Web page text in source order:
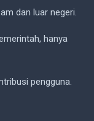
dan luar negeri.
hanya
pengguna.